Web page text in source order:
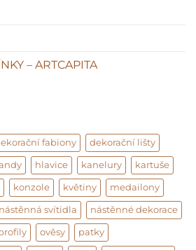
– ARTCAPITA
fabiony dekorační lišty
hlavice kanelury kartuše
konzole květiny medailony
nástěnná svítidla nástěnné dekorace
ověsy patky